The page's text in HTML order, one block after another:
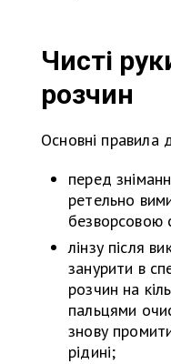
Чисті
розчин
Основні правила
перед
ретельно
безворсовою
лінзу після
занурити в
розчин на
пальцями
знову
рідині;